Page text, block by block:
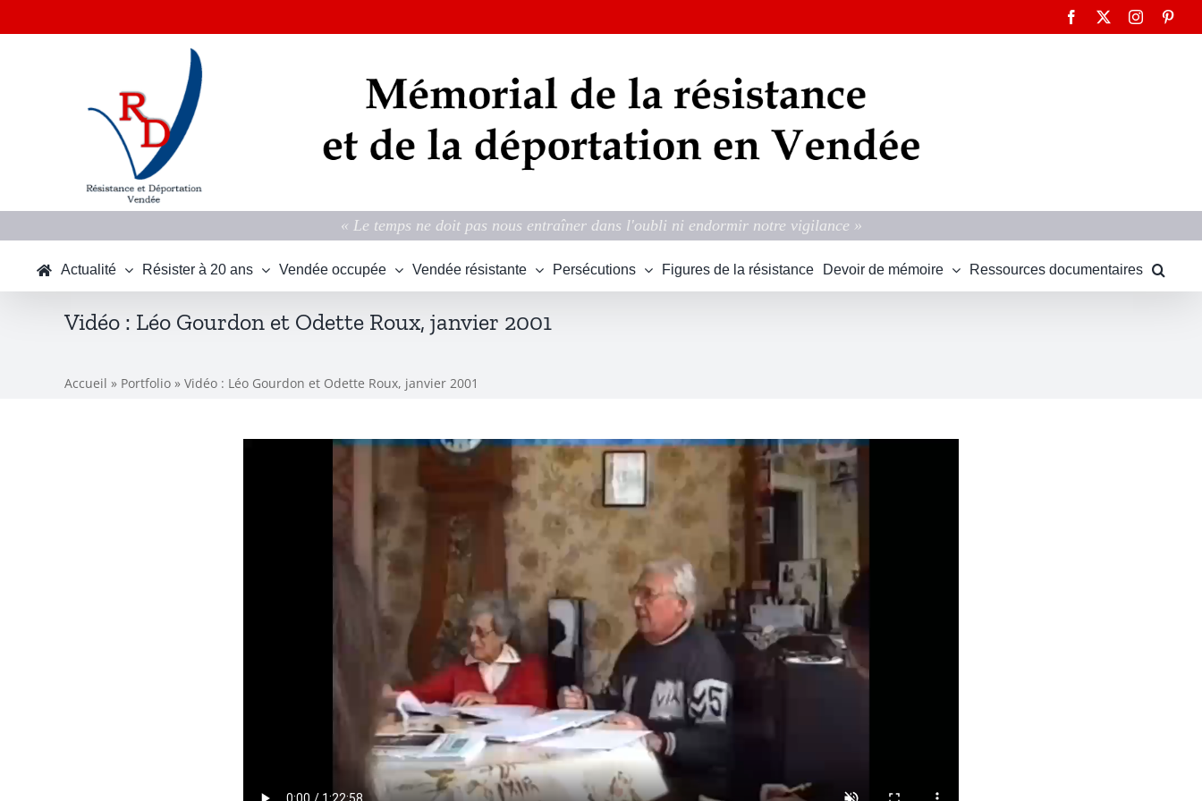
au
Facebook Instagram
« Le temps ne doit pas nous entraîner dans l'oubli ni endormir notre vigilance »
Actualité Résister à 20 ans Vendée occupée Vendée résistante Persécutions Figures de la résistance Devoir de mémoire Ressources documentaires
Vidéo : Léo Gourdon et Odette Roux, janvier 2001
Accueil » Portfolio » Vidéo : Léo Gourdon et Odette Roux, janvier 2001